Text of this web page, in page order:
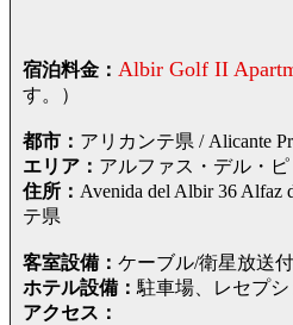
宿泊料金： Albir Golf II
す。）
都市： アリカンテ県 / Alicante
エリア： アルファス・デル・
住所： Avenida del Albir 36
テ県
客室設備： ケーブル/衛星放送
ホテル設備： 駐車場、レセプ
アクセス：